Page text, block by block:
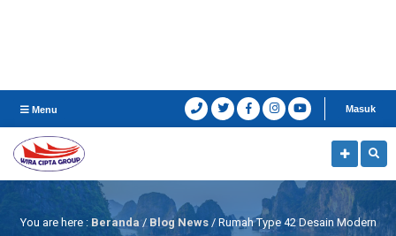
Menu Masuk
You are here : Beranda/ Blog News/ Rumah Type 42 Desain Modern